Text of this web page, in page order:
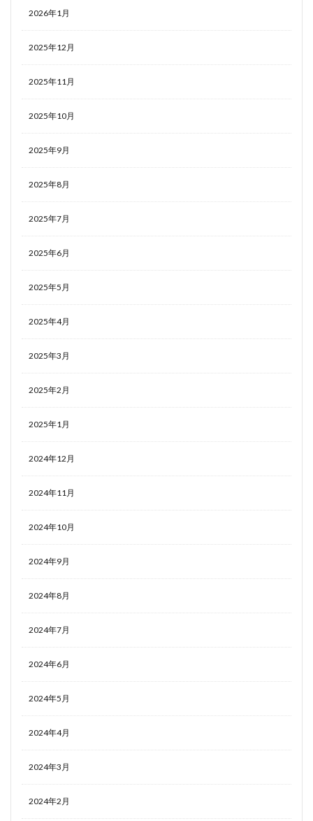
2026年1月
2025年12月
2025年11月
2025年10月
2025年9月
2025年8月
2025年7月
2025年6月
2025年5月
2025年4月
2025年3月
2025年2月
2025年1月
2024年12月
2024年11月
2024年10月
2024年9月
2024年8月
2024年7月
2024年6月
2024年5月
2024年4月
2024年3月
2024年2月